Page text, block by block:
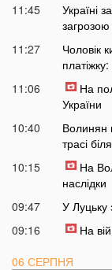
11:45
Україні
загрозою
11:27
Чоловік
11:06
На
України
10:40
Волинян
трасі
10:15
На
наслідки
09:47
У Луцьку
09:16
На
06 СЕРПНЯ